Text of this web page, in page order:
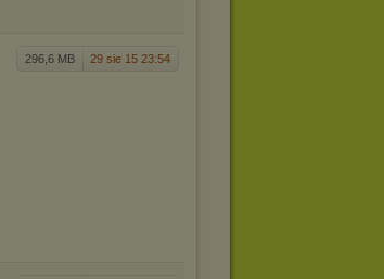
296,6 MB 29 sie 15 23:54